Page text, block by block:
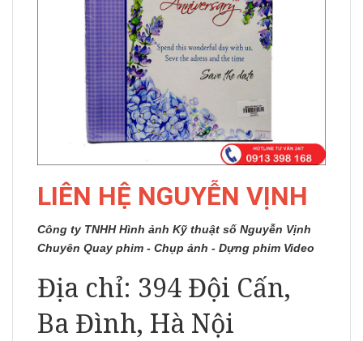
LIÊN HỆ NGUYỄN VỊNH
Công ty TNHH Hình ảnh Kỹ thuật số Nguyễn Vịnh
Chuyên Quay phim - Chụp ảnh - Dựng phim Video
Địa chỉ: 394 Đội Cấn,
Ba Đình, Hà Nội